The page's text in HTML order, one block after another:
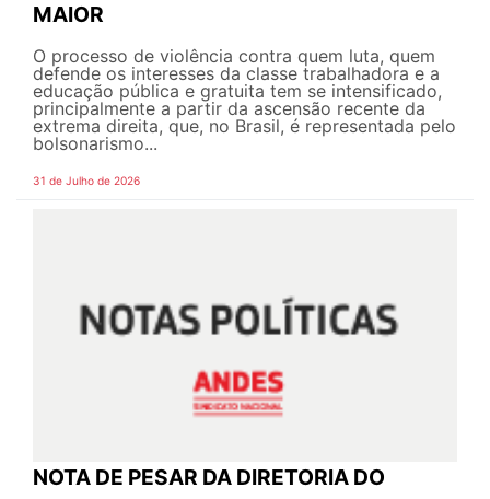
MAIOR
O processo de violência contra quem luta, quem
defende os interesses da classe trabalhadora e a
educação pública e gratuita tem se intensificado,
principalmente a partir da ascensão recente da
extrema direita, que, no Brasil, é representada pelo
bolsonarismo...
31 de Julho de 2026
NOTA DE PESAR DA DIRETORIA DO